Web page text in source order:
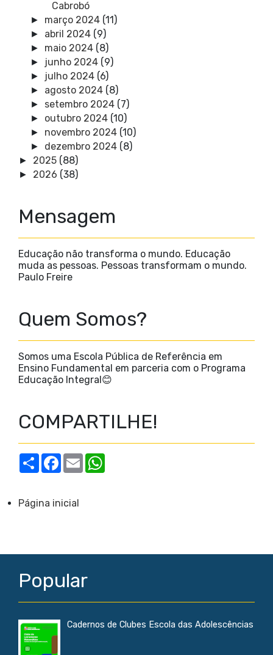
Cabrobó
► março 2024 (11)
► abril 2024 (9)
► maio 2024 (8)
► junho 2024 (9)
► julho 2024 (6)
► agosto 2024 (8)
► setembro 2024 (7)
► outubro 2024 (10)
► novembro 2024 (10)
► dezembro 2024 (8)
► 2025 (88)
► 2026 (38)
Mensagem
Educação não transforma o mundo. Educação
muda as pessoas. Pessoas transformam o mundo.
Paulo Freire
Quem Somos?
Somos uma Escola Pública de Referência em
Ensino Fundamental em parceria com o Programa
Educação Integral😊
COMPARTILHE!
S
h
F
b
o
E
m
Página inicial
Popular
Cadernos de Clubes Escola das Adolescências